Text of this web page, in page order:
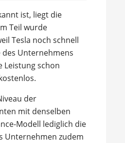
ist, liegt die
Teil wurde
Tesla noch schnell
Unternehmens
Leistung schon
der
mit denselben
Modell lediglich die
Unternehmen zudem